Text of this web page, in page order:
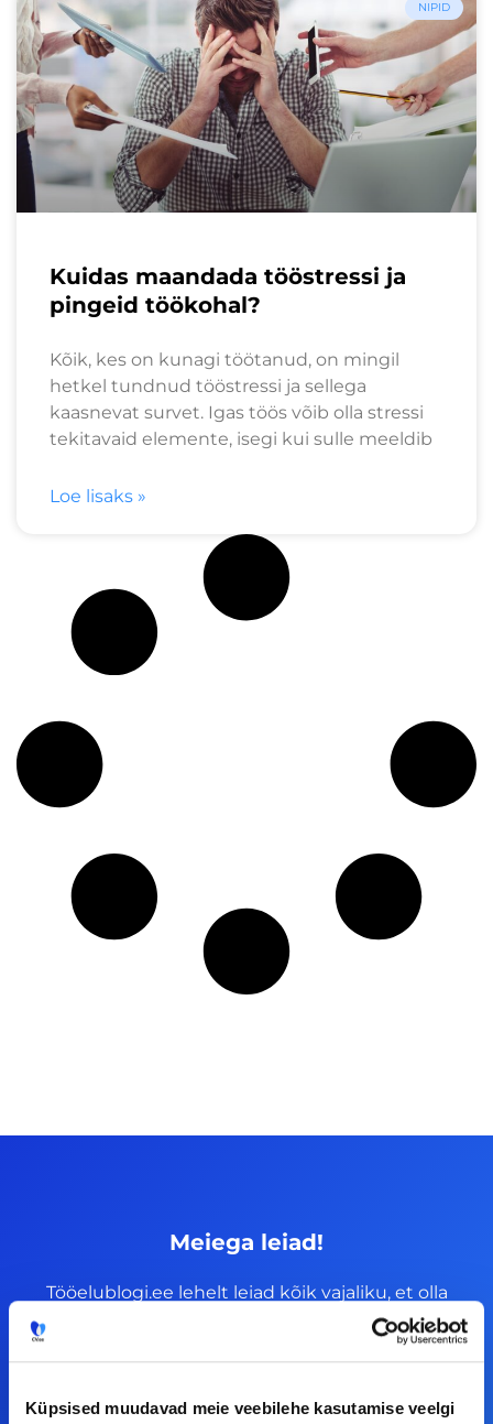
Küpsised muudavad meie veebilehe kasutamise veelgi
NIPID
Kuidas maandada tööstressi ja
pingeid töökohal?
Kõik, kes on kunagi töötanud, on mingil
hetkel tundnud tööstressi ja sellega
kaasnevat survet. Igas töös võib olla stressi
tekitavaid elemente, isegi kui sulle meeldib
Loe lisaks »
Meiega leiad!
Tööelublogi.ee lehelt leiad kõik vajaliku, et olla
kursis tööturu uudistega. Kui sul on
ettepanekuid erinevate teemade osas või soovid